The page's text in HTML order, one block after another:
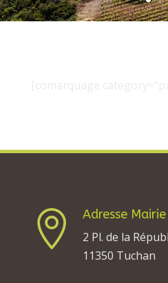

Adresse Mairie
2 Pl. de la
11350 Tuchan